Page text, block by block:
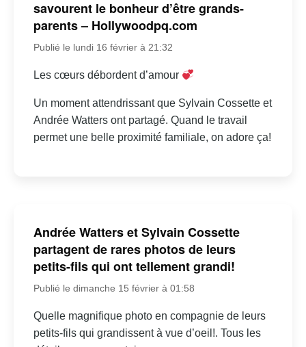
savourent le bonheur d’être grands-
parents – Hollywoodpq.com
Publié le lundi 16 février à 21:32
Les cœurs débordent d’amour
Un moment attendrissant que Sylvain Cossette et
Andrée Watters ont partagé. Quand le travail
permet une belle proximité familiale, on adore ça!
Andrée Watters et Sylvain Cossette
partagent de rares photos de leurs
petits-fils qui ont tellement grandi!
Publié le dimanche 15 février à 01:58
Quelle magnifique photo en compagnie de leurs
petits-fils qui grandissent à vue d’oeil!. Tous les